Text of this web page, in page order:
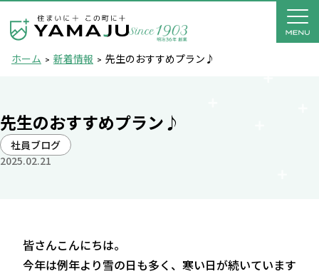
ホーム 新着情報 先生のおすすめプラン♪
先生のおすすめプラン♪
社員ブログ
2025.02.21
皆さんこんにちは。
今年は例年より雪の日も多く、寒い日が続いています